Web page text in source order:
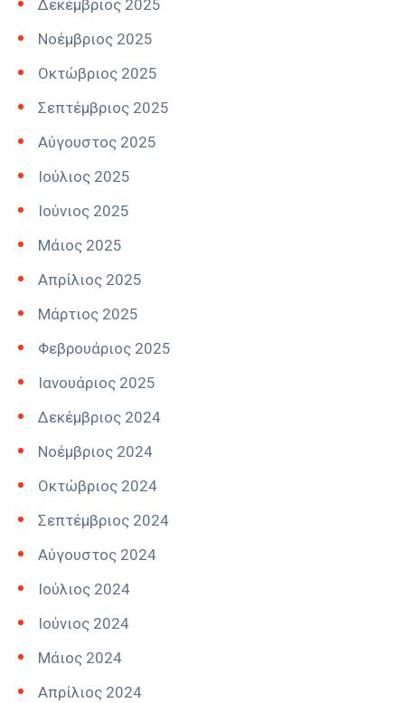
Δεκέμβριος 2025
Νοέμβριος 2025
Οκτώβριος 2025
Σεπτέμβριος 2025
Αύγουστος 2025
Ιούλιος 2025
Ιούνιος 2025
Μάιος 2025
Απρίλιος 2025
Μάρτιος 2025
Φεβρουάριος 2025
Ιανουάριος 2025
Δεκέμβριος 2024
Νοέμβριος 2024
Οκτώβριος 2024
Σεπτέμβριος 2024
Αύγουστος 2024
Ιούλιος 2024
Ιούνιος 2024
Μάιος 2024
Απρίλιος 2024